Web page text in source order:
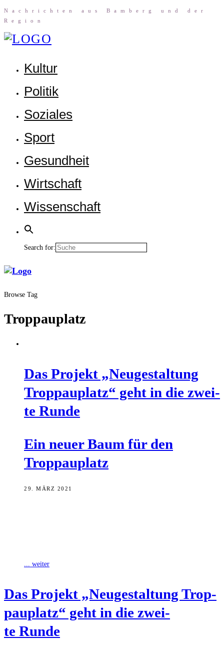
Nach­rich­ten aus Bam­berg und der
Region
Kul­tur
Poli­tik
Sozia­les
Sport
Gesund­heit
Wirt­schaft
Wis­sen­schaft
Search for:
Browse Tag
Troppauplatz
Das Pro­jekt „Neu­ge­stal­tung
Trop­pau­platz“ geht in die zwei­
te Runde
Ein neu­er Baum für den
Troppauplatz
29. MÄRZ 2021
... weiter
Das Pro­jekt „Neu­ge­stal­tung Trop­
pau­platz“ geht in die zwei­
te Runde